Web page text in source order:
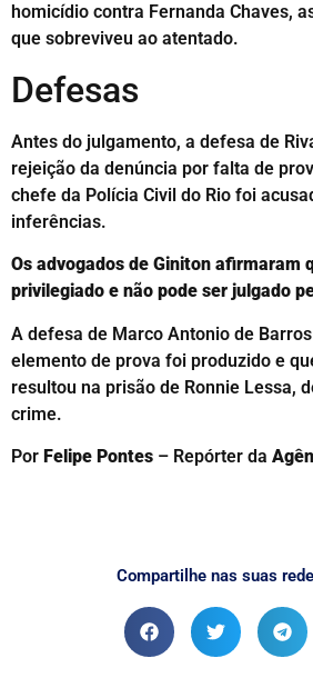
homicídio contra Fernanda Chaves,
que sobreviveu ao atentado.
Defesas
Antes do julgamento, a defesa de
rejeição da denúncia por falta de
chefe da Polícia Civil do Rio foi
inferências.
Os advogados de Giniton afirmaram
privilegiado e não pode ser julgado
A defesa de Marco Antonio de
elemento de prova foi produzido e
resultou na prisão de Ronnie Lessa,
crime.
Por Felipe Pontes – Repórter da
Compartilhe nas suas